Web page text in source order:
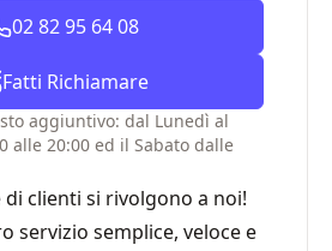
02 82 95 64 08
Fatti Richiamare
aggiuntivo: dal Lunedì al
alle 20:00 ed il Sabato dalle
di clienti si rivolgono a noi!
servizio semplice, veloce e